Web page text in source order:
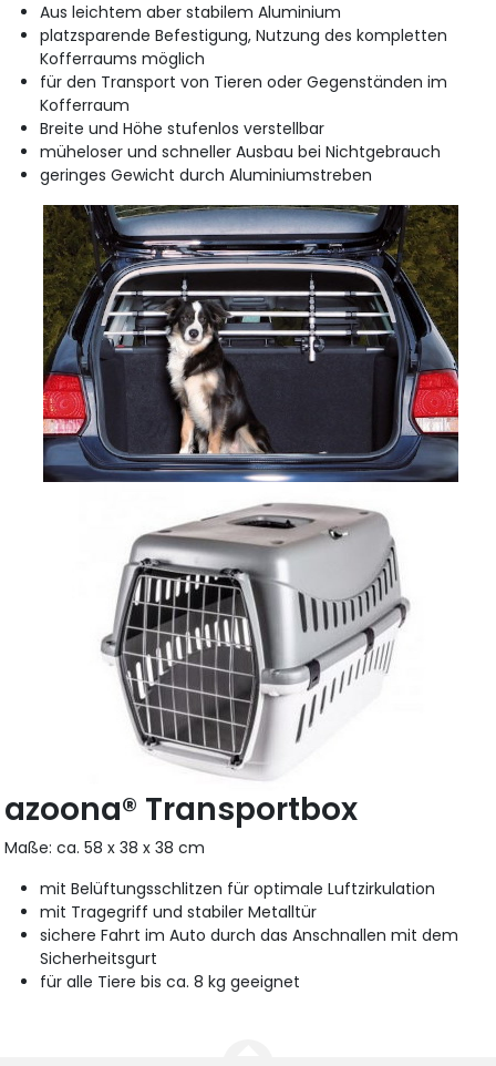
Aus leichtem aber stabilem Aluminium
platzsparende Befestigung, Nutzung des kompletten
Kofferraums möglich
für den Transport von Tieren oder Gegenständen im
Kofferraum
Breite und Höhe stufenlos verstellbar
müheloser und schneller Ausbau bei Nichtgebrauch
geringes Gewicht durch Aluminiumstreben
azoona® Transportbox
Maße: ca. 58 x 38 x 38 cm
mit Belüftungsschlitzen für optimale Luftzirkulation
mit Tragegriff und stabiler Metalltür
sichere Fahrt im Auto durch das Anschnallen mit dem
Sicherheitsgurt
für alle Tiere bis ca. 8 kg geeignet